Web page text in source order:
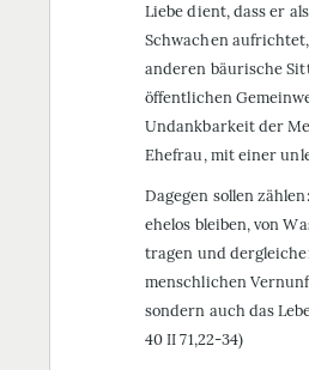
Liebe dient, dass er
Schwachen
anderen bäurische
öffentlichen
Undankbarkeit der
Ehefrau, mit einer
Dagegen sollen
ehelos bleiben, von
tragen und
menschlichen
sondern auch das
40 II 71,22-34)